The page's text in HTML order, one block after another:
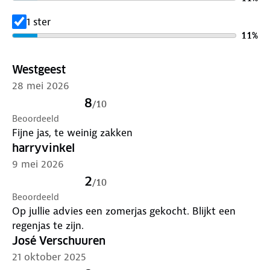
1 ster
11%
Westgeest
28 mei 2026
8/10
Beoordeeld
Fijne jas, te weinig zakken
harryvinkel
9 mei 2026
2/10
Beoordeeld
Op jullie advies een zomerjas gekocht. Blijkt een
regenjas te zijn.
José Verschuuren
21 oktober 2025